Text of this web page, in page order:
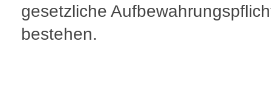
gesetzliche
bestehen.